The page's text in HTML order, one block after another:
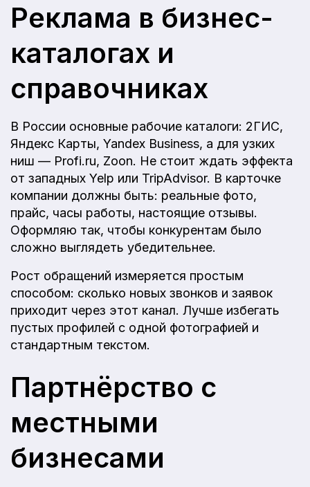
Реклама в бизнес-
каталогах и
справочниках
В России основные рабочие каталоги: 2ГИС,
Яндекс Карты, Yandex Business, а для узких
ниш — Profi.ru, Zoon. Не стоит ждать эффекта
от западных Yelp или TripAdvisor. В карточке
компании должны быть: реальные фото,
прайс, часы работы, настоящие отзывы.
Оформляю так, чтобы конкурентам было
сложно выглядеть убедительнее.
Рост обращений измеряется простым
способом: сколько новых звонков и заявок
приходит через этот канал. Лучше избегать
пустых профилей с одной фотографией и
стандартным текстом.
Партнёрство с
местными
бизнесами